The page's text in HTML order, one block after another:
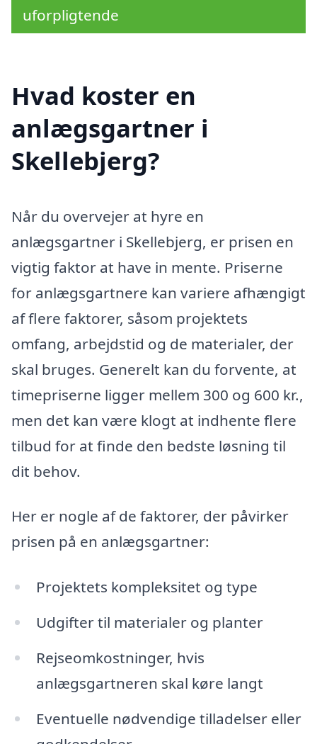
uforpligtende
Hvad koster en
anlægsgartner i
Skellebjerg?
Når du overvejer at hyre en
anlægsgartner i Skellebjerg, er prisen en
vigtig faktor at have in mente. Priserne
for anlægsgartnere kan variere afhængigt
af flere faktorer, såsom projektets
omfang, arbejdstid og de materialer, der
skal bruges. Generelt kan du forvente, at
timepriserne ligger mellem 300 og 600 kr.,
men det kan være klogt at indhente flere
tilbud for at finde den bedste løsning til
dit behov.
Her er nogle af de faktorer, der påvirker
prisen på en anlægsgartner:
Projektets kompleksitet og type
Udgifter til materialer og planter
Rejseomkostninger, hvis
anlægsgartneren skal køre langt
Eventuelle nødvendige tilladelser eller